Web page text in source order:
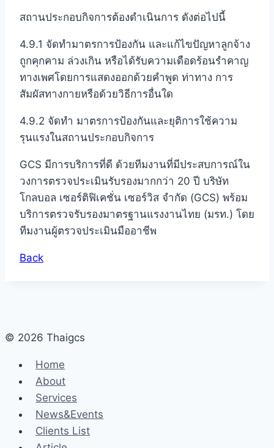
สถานประกอบกิจการต้องดำเนินการ ดังต่อไปนี้
4.9.1 จัดทำมาตรการป้องกัน และแก้ไขปัญหาลูกจ้าง
ถูกคุกคาม ล่วงเกิน หรือได้รับความเดือดร้อนรำคาญ
ทางเพศโดยการแสดงออกด้วยคำพูด ท่าทาง การ
สัมผัสทางกายหรือด้วยวิธีการอื่นใด
4.9.2 จัดทำ มาตรการป้องกันและยุติการใช้ความ
รุนแรงในสถานประกอบกิจการ
GCS มีการบริการที่ดี ด้วยทีมงานที่มีประสบการณ์ใน
วงการตรวจประเมินรับรองมากกว่า 20 ปี บริษัท
โกลบอล เซอร์ติฟิเคชั่น เซอร์วิส จำกัด (GCS) พร้อม
บริการตรวจรับรองมาตรฐานแรงงานไทย (มรท.) โดย
ทีมงานผู้ตรวจประเมินมืออาชีพ
Back
© 2026 Thaigcs
Home
About
Services
News&Events
Clients List